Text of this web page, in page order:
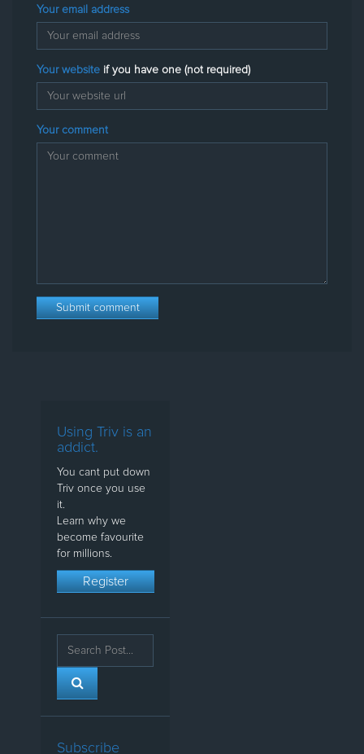
Your email address
Your website if you have one (not required)
Your comment
Using Triv is an
addict.
You cant put down
Triv once you use
it.
Learn why we
become favourite
for millions.
Register
Subscribe